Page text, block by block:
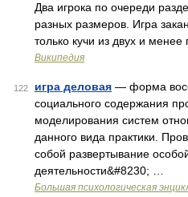
Два игрока по очереди
разных размеров. Игра
только кучи из двух и
Википедия
122 игра деловая — форма
социального содержания
моделирования систем
данного вида практики.
собой развертывание
деятельности&#8230; …
Большая психологическая